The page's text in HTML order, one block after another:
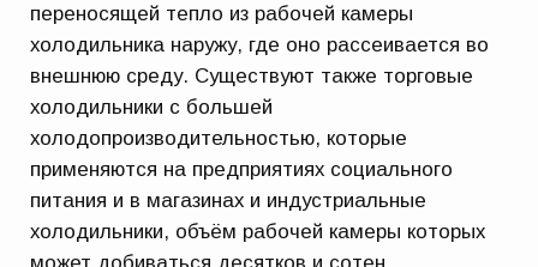
переносящей тепло из рабочей камеры
холодильника наружу, где оно рассеивается во
внешнюю среду. Существуют также торговые
холодильники с большей
холодопроизводительностью, которые
применяются на предприятиях социального
питания и в магазинах и индустриальные
холодильники, объём рабочей камеры которых